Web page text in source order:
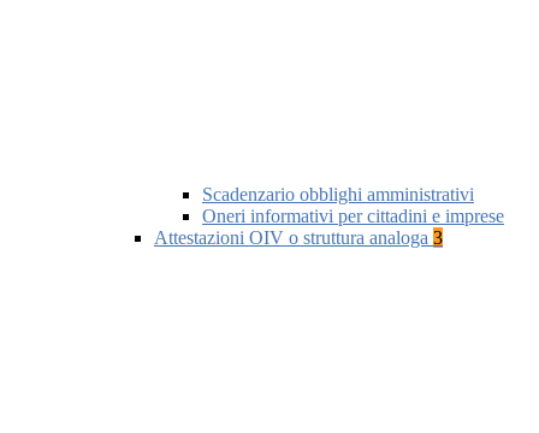
Scadenzario obblighi amministrativi
Oneri informativi per cittadini e imprese
Attestazioni OIV o struttura analoga 3